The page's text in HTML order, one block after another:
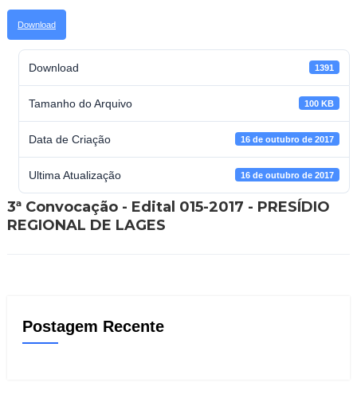
Download
Download 1391
Tamanho do Arquivo 100 KB
Data de Criação 16 de outubro de 2017
Ultima Atualização 16 de outubro de 2017
3ª Convocação - Edital 015-2017 - PRESÍDIO
REGIONAL DE LAGES
Postagem Recente